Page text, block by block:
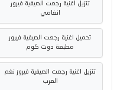
تنزيل اغنية رجعت الصيفية فيروز
انغامي
تحميل اغنية رجعت الصيفية فيروز
مطبعة دوت كوم
تنزيل اغنية رجعت الصيفية فيروز نغم
العرب